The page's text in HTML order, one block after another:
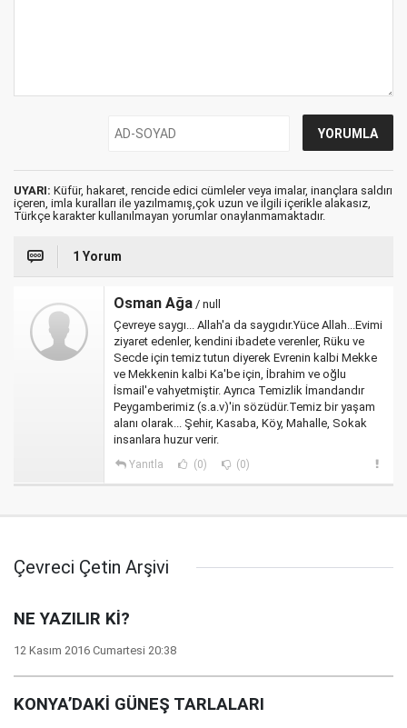
UYARI: Küfür, hakaret, rencide edici cümleler veya imalar, inançlara saldırı
içeren, imla kuralları ile yazılmamış,çok uzun ve ilgili içerikle alakasız,
Türkçe karakter kullanılmayan yorumlar onaylanmamaktadır.
1 Yorum
Osman Ağa / null
Çevreye saygı... Allah'a da saygıdır.Yüce Allah...Evimi
ziyaret edenler, kendini ibadete verenler, Rüku ve
Secde için temiz tutun diyerek Evrenin kalbi Mekke
ve Mekkenin kalbi Ka'be için, İbrahim ve oğlu
İsmail'e vahyetmiştir. Ayrıca Temizlik İmandandır
Peygamberimiz (s.a.v)'in sözüdür.Temiz bir yaşam
alanı olarak... Şehir, Kasaba, Köy, Mahalle, Sokak
insanlara huzur verir.
Yanıtla (0) (0)
Çevreci Çetin Arşivi
NE YAZILIR Kİ?
12 Kasım 2016 Cumartesi 20:38
KONYA’DAKİ GÜNEŞ TARLALARI